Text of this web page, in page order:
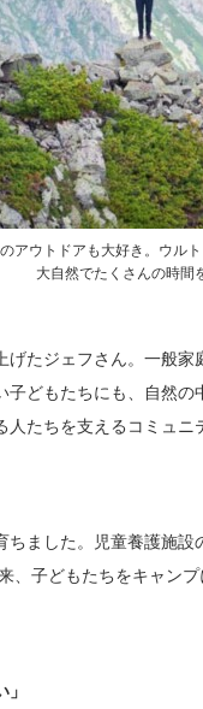
アウトドアも大好き。ウル
大自然でたくさんの時間
たジェフさん。一般
どもたちにも、自然
たちを支えるコミュ
ちました。児童養護施
、子どもたちをキャン